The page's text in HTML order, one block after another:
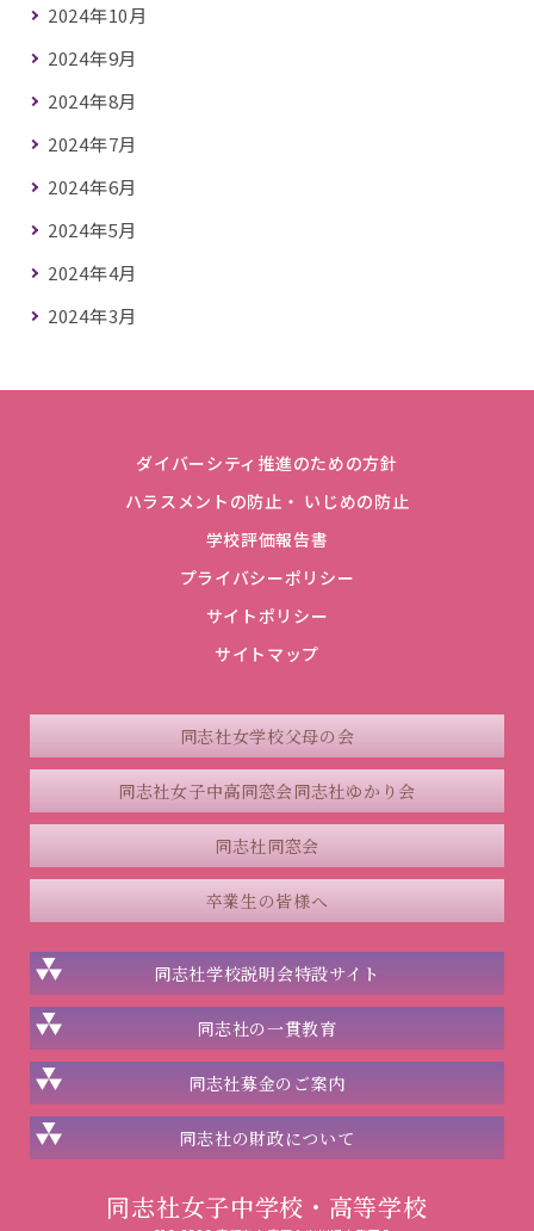
2024年10月
2024年9月
2024年8月
2024年7月
2024年6月
2024年5月
2024年4月
2024年3月
ダイバーシティ推進のための方針
ハラスメントの防止・ いじめの防止
学校評価報告書
プライバシーポリシー
サイトポリシー
サイトマップ
同志社女学校父母の会
同志社女子中高同窓会同志社ゆかり会
同志社同窓会
卒業生の皆様へ
同志社学校説明会特設サイト
同志社の一貫教育
同志社募金のご案内
同志社の財政について
同志社女子中学校・高等学校